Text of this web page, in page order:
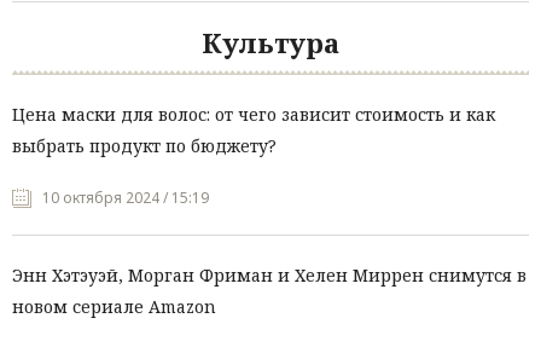
Культура
Цена маски для волос: от чего зависит стоимость и как
выбрать продукт по бюджету?
10 октября 2024 / 15:19
Энн Хэтэуэй, Морган Фриман и Хелен Миррен снимутся в
новом сериале Amazon